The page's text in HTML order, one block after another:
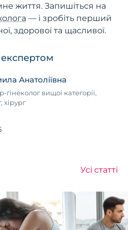
життя. Запишіться на
— і зробіть перший
здорової та щасливої.
експертом
Анатоліївна
вищої категорії,
хірург
Усі статті